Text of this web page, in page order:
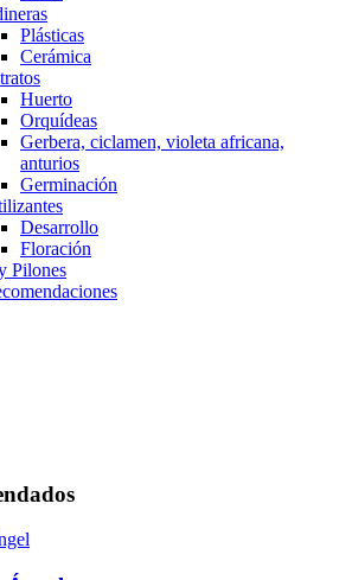
Plásticas
Cerámica
Huerto
Orquídeas
Gerbera, ciclamen, violeta africana,
anturios
Germinación
Desarrollo
Floración
Pilones